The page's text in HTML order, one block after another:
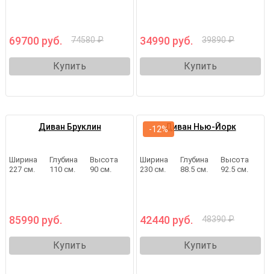
69700 руб. 74580 ₽
Купить
34990 руб. 39890 ₽
Купить
Диван Бруклин
Ширина
227 см.
Глубина
110 см.
Высота
90 см.
85990 руб.
Купить
Диван Нью-Йорк
Ширина
230 см.
Глубина
88.5 см.
Высота
92.5 см.
42440 руб. 48390 ₽
Купить
-12%